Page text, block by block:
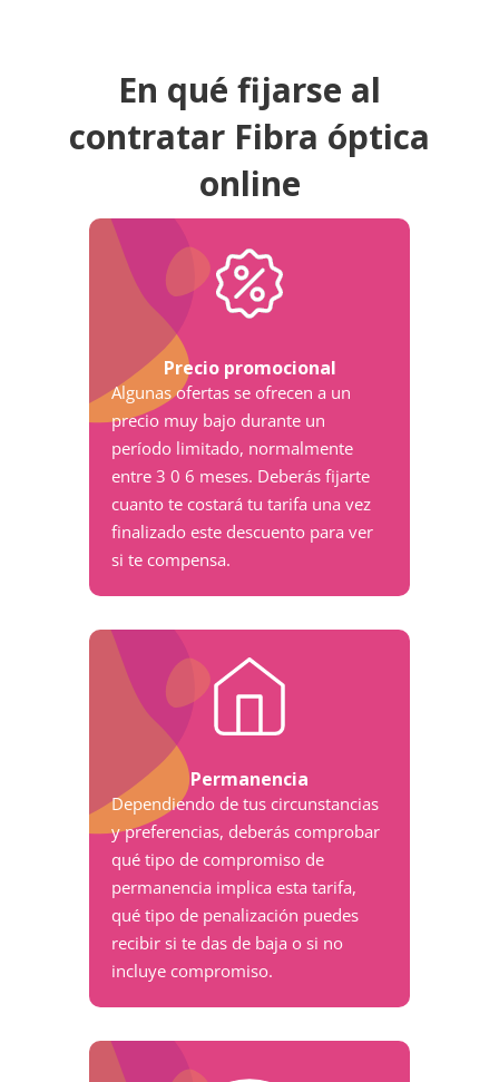
En qué fijarse al
contratar Fibra óptica
online
Precio promocional
Algunas ofertas se ofrecen a un
precio muy bajo durante un
período limitado, normalmente
entre 3 0 6 meses. Deberás fijarte
cuanto te costará tu tarifa una vez
finalizado este descuento para ver
si te compensa.
Permanencia
Dependiendo de tus circunstancias
y preferencias, deberás comprobar
qué tipo de compromiso de
permanencia implica esta tarifa,
qué tipo de penalización puedes
recibir si te das de baja o si no
incluye compromiso.